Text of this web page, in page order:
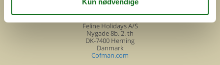
COFMAN.COM
Feline Holidays A/S
Nygade 8b. 2. th
DK-7400 Herning
Danmark
Cofman.com